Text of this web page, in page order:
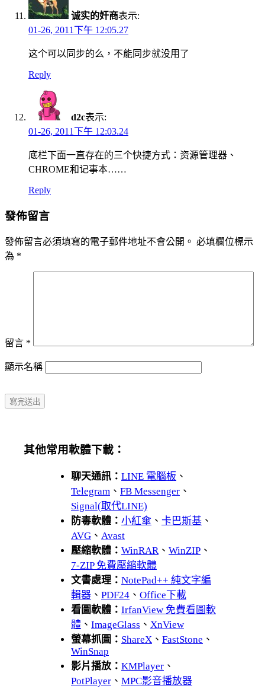
诚实的奸商表示:
01-26, 2011下午 12:05.27
这个可以同步的么，不能同步就没用了
Reply
d2c表示:
01-26, 2011下午 12:03.24
底栏下面一直存在的三个快捷方式：资源管理器、
CHROME和记事本……
Reply
發佈留言
發佈留言必須填寫的電子郵件地址不會公開。 必填欄位標示
為 *
留言 *
顯示名稱
其他常用軟體下載：
聊天通訊： LINE 電腦板 、
Telegram 、 FB Messenger 、
Signal(取代LINE)
防毒軟體： 小紅傘 、 卡巴斯基 、
AVG 、 Avast
壓縮軟體： WinRAR 、 WinZIP 、
7-ZIP 免費壓縮軟體
文書處理： NotePad++ 純文字編
輯器 、 PDF24 、 Office下載
看圖軟體： IrfanView 免費看圖軟
體 、 ImageGlass 、 XnView
螢幕抓圖： ShareX 、 FastStone 、
WinSnap
影片播放： KMPlayer 、
PotPlayer 、 MPC影音播放器